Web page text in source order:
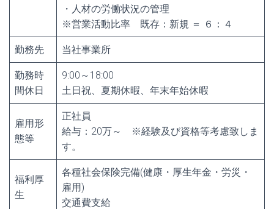
・人材の労働状況の管理
※営業活動比率 既存：新規 ＝ ６：４
勤務先 当社事業所
勤務時
間休日
9:00～18:00
土日祝、夏期休暇、年末年始休暇
雇用形
態等
正社員
給与：20万～ ※経験及び資格等考慮致しま
す。
福利厚
生
各種社会保険完備(健康・厚生年金・労災・
雇用)
交通費支給